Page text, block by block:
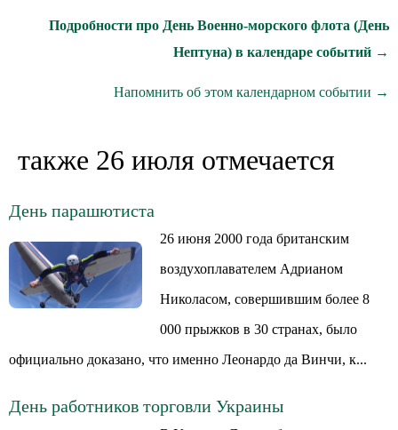
Подробности про День Военно-морского флота (День
Нептуна) в календаре событий →
Напомнить об этом календарном событии →
также 26 июля отмечается
День парашютиста
26 июня 2000 года британским
воздухоплавателем Адрианом
Николасом, совершившим более 8
000 прыжков в 30 странах, было
официально доказано, что именно Леонардо да Винчи, к...
День работников торговли Украины